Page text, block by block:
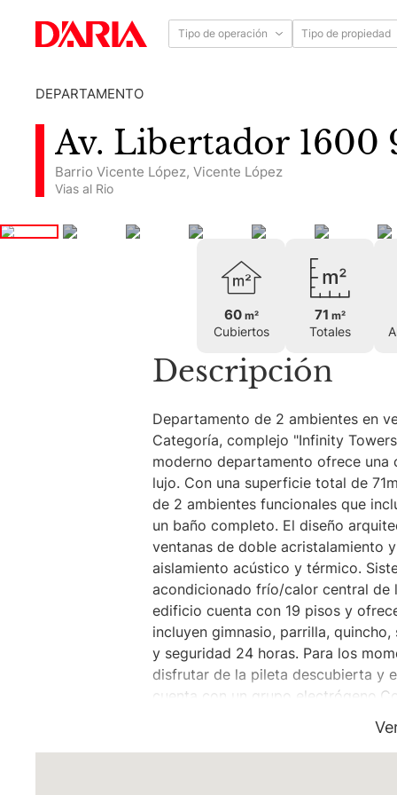
Tipo de operación Tipo de propiedad
DEPARTAMENTO
Av. Libertador 1600
Barrio Vicente López, Vicente López
Vias al Rio
60 m²
Cubiertos
71 m²
Totales
Descripción
Departamento de 2 ambientes en
Categoría, complejo "Infinity
moderno departamento ofrece
lujo. Con una superficie total de
de 2 ambientes funcionales que
un baño completo. El diseño
ventanas de doble acristalamiento
aislamiento acústico y térmico.
acondicionado frío/calor central de
edificio cuenta con 19 pisos y
incluyen gimnasio, parrilla, quincho,
y seguridad 24 horas. Para los
disfrutar de la pileta descubierta y
cuenta con un grupo
Zona Norte, este departamento es
vivir en un entorno seguro y bien
quienes buscan establecerse en